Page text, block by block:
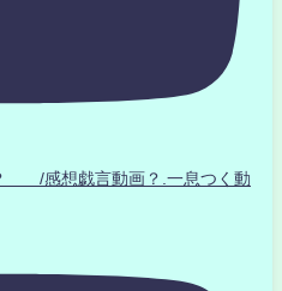
/感想戯言動画？.一息つく動